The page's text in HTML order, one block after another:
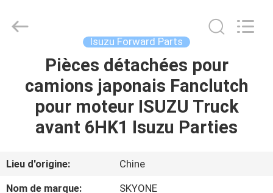
MAISON
PRODUITS
SUJET
DE
Technology
Isuzu Forward Parts
Pièces détachées pour
camions japonais Fanclutch
pour moteur ISUZU Truck
avant 6HK1 Isuzu Parties
Lieu d'origine:
Chine
Nom de marque:
SKYONE